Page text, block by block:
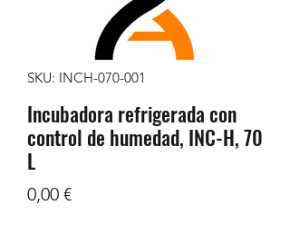
SKU: INCH-070-001
Incubadora refrigerada con
control de humedad, INC-H, 70
L
0,00 €Precio